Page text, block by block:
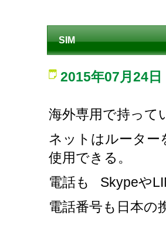
SIM
2015年07月24日
海外専用で持って
ネットはルーター
使用できる。
電話も Skypeや
電話番号も日本の